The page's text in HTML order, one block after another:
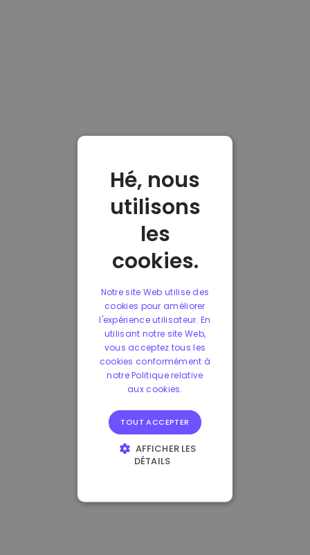
Hé, nous
utilisons
les
cookies.
Notre site Web utilise des
cookies pour améliorer
l'expérience utilisateur. En
utilisant notre site Web,
vous acceptez tous les
cookies conformément à
notre Politique relative
aux cookies.
TOUT ACCEPTER
AFFICHER LES
DÉTAILS